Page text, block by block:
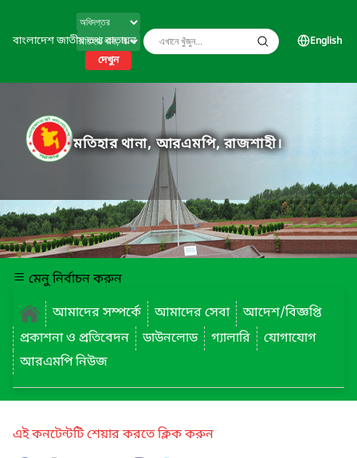
বাংলাদেশ জাতীয় তথ্য বাতায়ন
দেখুন
English
মতিহার থানা, আরএমপি, রাজশাহী।
মেনু নির্বাচন করুন
আমাদের সম্পর্কে
আমাদের সেবা
আদেশ/বিজ্ঞপ্তি
প্রকাশনা ও প্রতিবেদন
ডাউনলোড গ্যালারি
যোগাযোগ
আরএমপি নিউজ
এই কনটেন্টটি শেয়ার করতে ক্লিক করুন